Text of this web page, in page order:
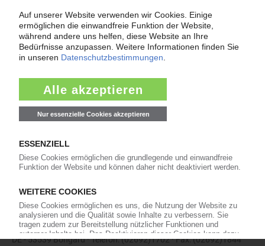
Mega Plast GmbH
DE - 33415 Verl · Telefon: +49 5246 930221 · Fax: +49 5246
932907
DE - 19217 Bülow · Telefon: 03 88 72 / 6 60 - 0 · Fax: 03 88 72 / 6
AT - 4501 Neuhofen an der Krems · Telefon: +43-(0)699-17705176
Plastik-Maschinenbau Geng-Mayer GmbH
DE - 53539 Bongard · Telefon: (02692)1702 · Fax: (02692)1844